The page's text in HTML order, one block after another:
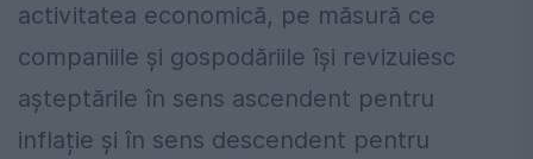
activitatea economică, pe măsură ce
companiile și gospodăriile își revizuiesc
așteptările în sens ascendent pentru
inflație și în sens descendent pentru